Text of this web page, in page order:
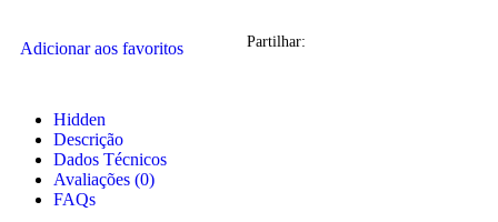
Adicionar aos favoritos Partilhar:
Hidden
Descrição
Dados Técnicos
Avaliações (0)
FAQs